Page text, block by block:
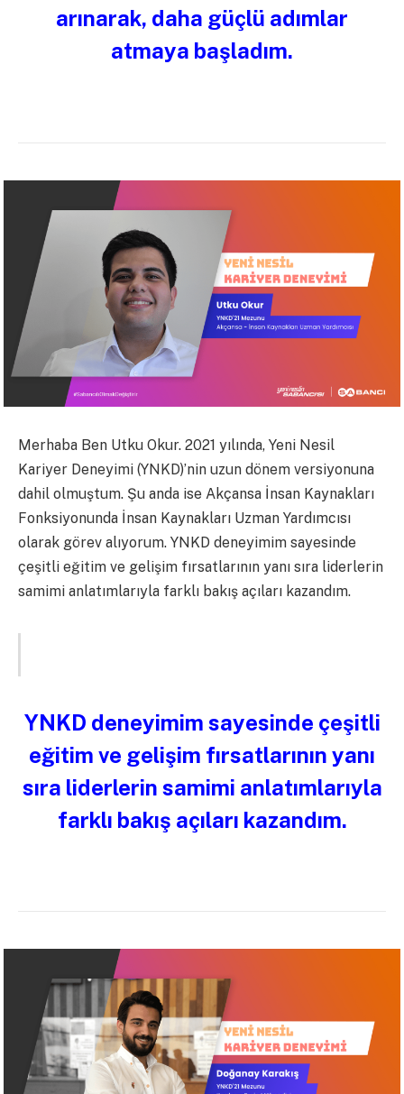
arınarak, daha güçlü adımlar
atmaya başladım.
Merhaba Ben Utku Okur. 2021 yılında, Yeni Nesil
Kariyer Deneyimi (YNKD)’nin uzun dönem versiyonuna
dahil olmuştum. Şu anda ise Akçansa İnsan Kaynakları
Fonksiyonunda İnsan Kaynakları Uzman Yardımcısı
olarak görev alıyorum. YNKD deneyimim sayesinde
çeşitli eğitim ve gelişim fırsatlarının yanı sıra liderlerin
samimi anlatımlarıyla farklı bakış açıları kazandım.
YNKD deneyimim sayesinde çeşitli
eğitim ve gelişim fırsatlarının yanı
sıra liderlerin samimi anlatımlarıyla
farklı bakış açıları kazandım.